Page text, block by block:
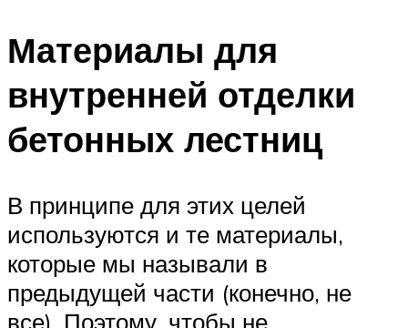
Материалы для
внутренней отделки
бетонных лестниц
В принципе для этих целей
используются и те материалы,
которые мы называли в
предыдущей части (конечно, не
все). Поэтому, чтобы не